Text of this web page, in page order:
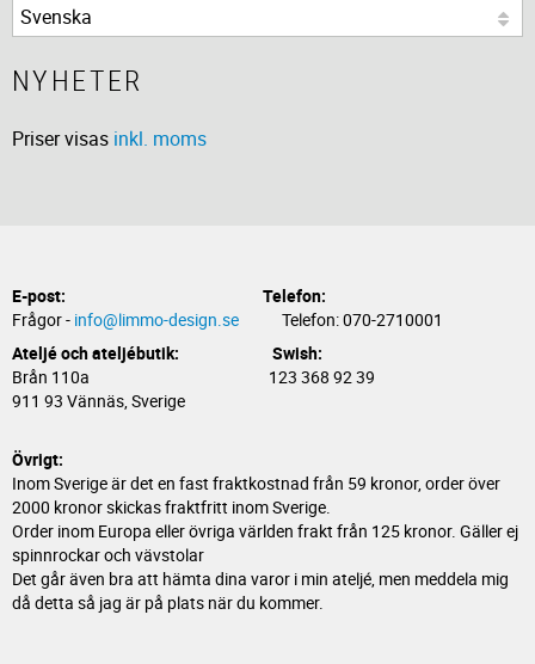
NYHETER
Priser visas inkl. moms
E-post:
Telefon:
Frågor - info@limmo-design.se Telefon: 070-2710001
Ateljé och ateljébutik: Swish:
Brån 110a 123 368 92 39
911 93 Vännäs, Sverige
Övrigt:
Inom Sverige är det en fast fraktkostnad från 59 kronor, order över
2000 kronor skickas fraktfritt inom Sverige.
Order inom Europa eller övriga världen frakt från 125 kronor. Gäller ej
spinnrockar och vävstolar
Det går även bra att hämta dina varor i min ateljé, men meddela mig
då detta så jag är på plats när du kommer.